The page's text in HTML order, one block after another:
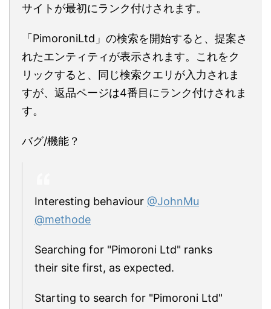
サイトが最初にランク付けされます。
「PimoroniLtd」の検索を開始すると、提案さ
れたエンティティが表示されます。これをク
リックすると、同じ検索クエリが入力されま
すが、返品ページは4番目にランク付けされま
す。
バグ/機能？
Interesting behaviour @JohnMu
@methode
Searching for "Pimoroni Ltd" ranks
their site first, as expected.
Starting to search for "Pimoroni Ltd"